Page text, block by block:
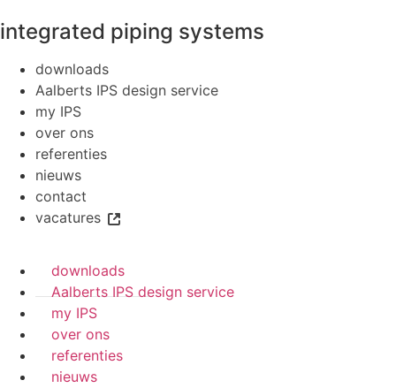
integrated piping systems
downloads
Aalberts IPS design service
my IPS
over ons
referenties
nieuws
contact
vacatures
downloads
Aalberts IPS design service
my IPS
over ons
referenties
nieuws